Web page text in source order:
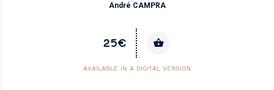
André CAMPRA
25€
AVAILABLE IN A DIGITAL VERSION